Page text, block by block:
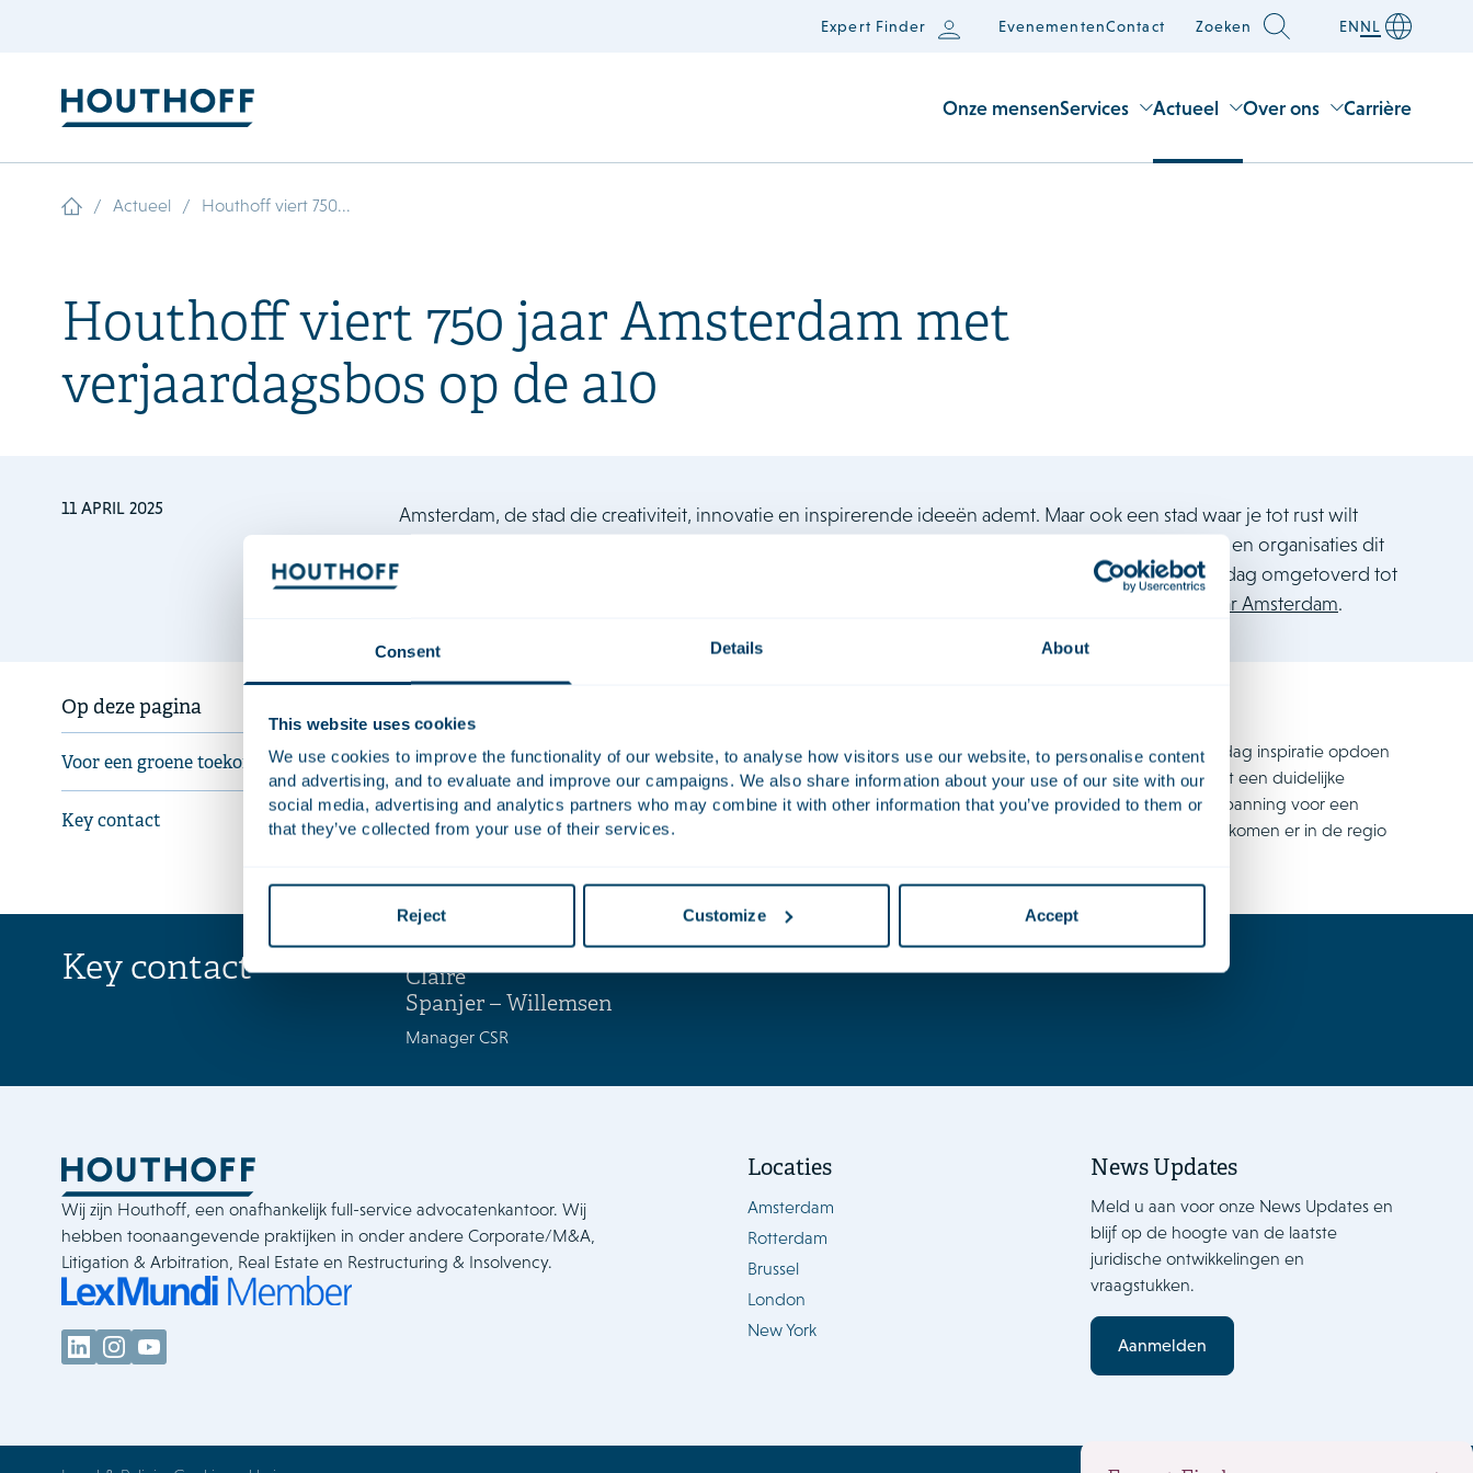
Consent Details About
This website uses cookies
We use cookies to improve the functionality of our website, to analyse how visitors use our website, to personalise content
and advertising, and to evaluate and improve our campaigns. We also share information about your use of our site with our
social media, advertising and analytics partners who may combine it with other information that you’ve provided to them or
that they’ve collected from your use of their services.
Reject Customize Accept
Expert Finder EvenementenContact Zoeken ENNL
Onze mensenServices Actueel Over ons Carrière
/ Actueel / Houthoff viert 750...
Houthoff viert 750 jaar Amsterdam met
verjaardagsbos op de a10
11 APRIL 2025
Amsterdam, de stad die creativiteit, innovatie en inspirerende ideeën ademt. Maar ook een stad waar je tot rust wilt
komen en prettig wilt leven. Daarom ondersteunen wij samen met andere Amsterdamse bedrijven en organisaties dit
krachtige initiatief. Tijdens het Ringevent op 21 juni 2025 wordt een deel van de snelweg voor één dag omgetoverd tot
750 jaar Amsterdam.
Op deze pagina
Voor een groene toekomst
Key contact
Voor een groene toekomst
Op de plek waar normaal auto’s voorbijrazen, kunnen Amsterdammers van alle leeftijden in ons bos voor één dag inspiratie opdoen
en opladen. Zodat iedereen kan ervaren hoe goed een bos je doet. Het Verjaardagbos is een unieke plek met een duidelijke
boodschap: Amsterdam kan en moet groener. Het Verjaardagbos markeert het begin van een langdurige inspanning voor een
groener Amsterdam en omgeving. Na het Ringevent krijgen alle bomen een vaste plek in en rond de stad en komen er in de regio
Key contact
Claire
Spanjer – Willemsen
Manager CSR
Wij zijn Houthoff, een onafhankelijk full-service advocatenkantoor. Wij
hebben toonaangevende praktijken in onder andere Corporate/M&A,
Litigation & Arbitration, Real Estate en Restructuring & Insolvency.
Locaties
Amsterdam
Rotterdam
Brussel
London
New York
News Updates
Meld u aan voor onze News Updates en
blijf op de hoogte van de laatste
juridische ontwikkelingen en
vraagstukken.
Aanmelden